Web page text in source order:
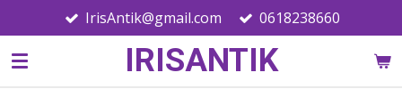
au
contenu
IRISANTIK
IrisAntik@gmail.com 0618238660